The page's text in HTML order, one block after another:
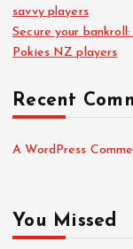
savvy players
Secure your
Pokies NZ players
Recent
A WordPress
You Missed